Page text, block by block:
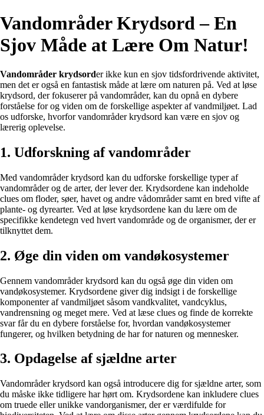
Vandområder Krydsord – En
Sjov Måde at Lære Om Natur!
Vandområder krydsorder ikke kun en sjov tidsfordrivende aktivitet,
men det er også en fantastisk måde at lære om naturen på. Ved at løse
krydsord, der fokuserer på vandområder, kan du opnå en dybere
forståelse for og viden om de forskellige aspekter af vandmiljøet. Lad
os udforske, hvorfor vandområder krydsord kan være en sjov og
lærerig oplevelse.
1. Udforskning af vandområder
Med vandområder krydsord kan du udforske forskellige typer af
vandområder og de arter, der lever der. Krydsordene kan indeholde
clues om floder, søer, havet og andre vådområder samt en bred vifte af
plante- og dyrearter. Ved at løse krydsordene kan du lære om de
specifikke kendetegn ved hvert vandområde og de organismer, der er
tilknyttet dem.
2. Øge din viden om vandøkosystemer
Gennem vandområder krydsord kan du også øge din viden om
vandøkosystemer. Krydsordene giver dig indsigt i de forskellige
komponenter af vandmiljøet såsom vandkvalitet, vandcyklus,
vandrensning og meget mere. Ved at læse clues og finde de korrekte
svar får du en dybere forståelse for, hvordan vandøkosystemer
fungerer, og hvilken betydning de har for naturen og mennesker.
3. Opdagelse af sjældne arter
Vandområder krydsord kan også introducere dig for sjældne arter, som
du måske ikke tidligere har hørt om. Krydsordene kan inkludere clues
om truede eller unikke vandorganismer, der er værdifulde for